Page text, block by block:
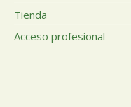
Tienda
Acceso profesional